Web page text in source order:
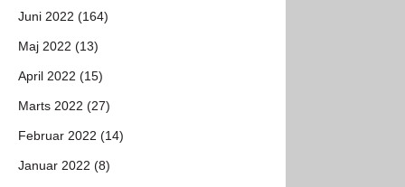
Juni 2022 (164)
Maj 2022 (13)
April 2022 (15)
Marts 2022 (27)
Februar 2022 (14)
Januar 2022 (8)